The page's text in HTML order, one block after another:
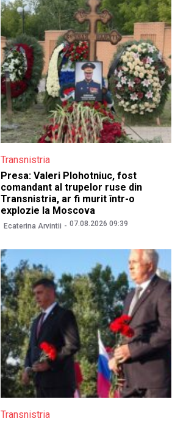
Transnistria
Presa: Valeri Plohotniuc, fost
comandant al trupelor ruse din
Transnistria, ar fi murit într-o
explozie la Moscova
Ecaterina Arvintii 07.08.2026 09:39
Transnistria